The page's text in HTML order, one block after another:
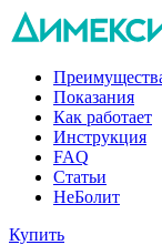
Показания
Как работает
Инструкция
FAQ
Статьи
НеБолит
Купить